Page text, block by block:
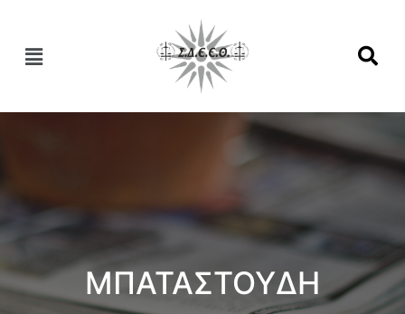
ΜΠΑΤΑΣΤΟΥΔΗ